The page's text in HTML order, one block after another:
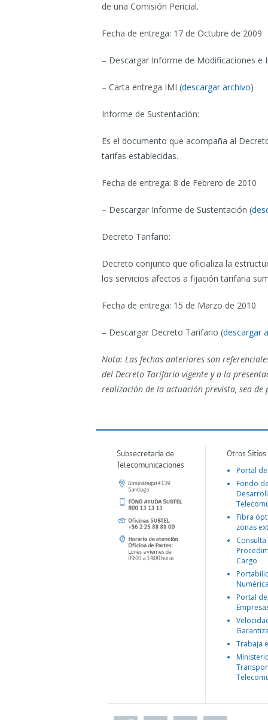
de una Comisión Pericial.
Fecha de entrega: 17 de Octubre de 2009
– Descargar Informe de Modificaciones e
– Carta entrega IMI (descargar archivo)
Informe de Sustentación:
Es el documento que acompaña al
tarifas establecidas.
Fecha de entrega: 8 de Febrero de 2010
– Descargar Informe de Sustentación (
Decreto Tarifario:
Decreto conjunto que oficializa la
los servicios afectos a fijación tarifaria
Fecha de entrega: 15 de Marzo de 2010
– Descargar Decreto Tarifario (descargar
Nota: Las fechas anteriores son
del Decreto Tarifario vigente y a la
realización de la actuación prevista, sea
Subsecretaría de
Telecomunicaciones
Otros
Portal
Fondo
Fibra
zonas
Consulta
Cargo
Portal
Trabaja